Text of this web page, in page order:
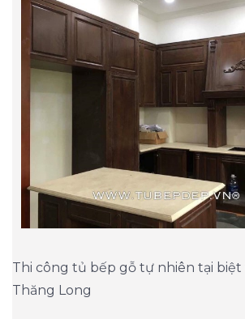
Thi công tủ bếp gỗ tự nhiên tại
Thăng Long